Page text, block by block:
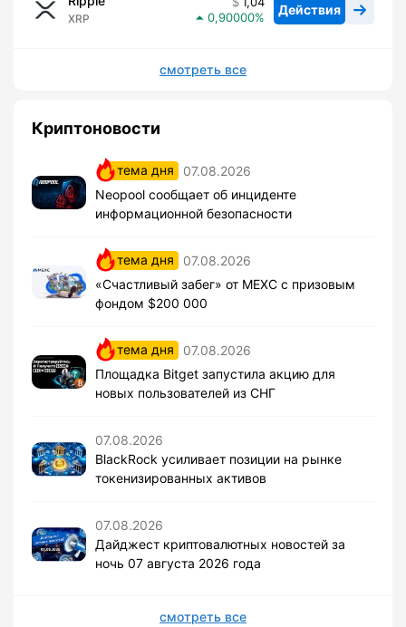
XRP
0,90000
Действия
смотреть все
Криптоновости
тема дня
07.08.2026
Neopool сообщает об инциденте
информационной безопасности
тема дня
07.08.2026
«Счастливый забег» от MEXC с призовым
фондом $200 000
тема дня
07.08.2026
Площадка Bitget запустила акцию для
новых пользователей из СНГ
07.08.2026
BlackRock усиливает позиции на рынке
токенизированных активов
07.08.2026
Дайджест криптовалютных новостей за
ночь 07 августа 2026 года
смотреть все